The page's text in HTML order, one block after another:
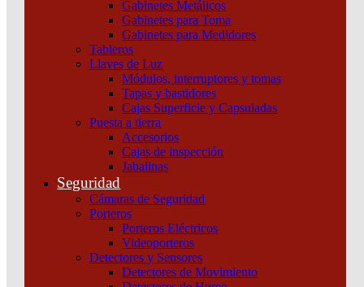
Gabinetes Metálicos
Gabinetes para Toma
Gabinetes para Medidores
Tableros
Llaves de Luz
Módulos, interruptores y tomas
Tapas y bastidores
Cajas Superficie y Capsuladas
Puesta a tierra
Accesorios
Cajas de inspección
Jabalinas
Seguridad
Cámaras de Seguridad
Porteros
Porteros Eléctricos
Videoporteros
Detectores y Sensores
Detectores de Movimiento
Interruptor Compact Nsx100B 25 Ka A 415 Vca Unidad
De Control Tmd 63 A 4 Polos 4D Schneider
Añadir al carrito